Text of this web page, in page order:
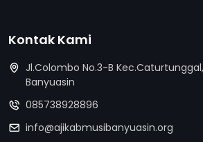
Kontak Kami
Jl.Colombo No.3-B
Banyuasin
085738928896
info@ajikabmusibanyuasin.org